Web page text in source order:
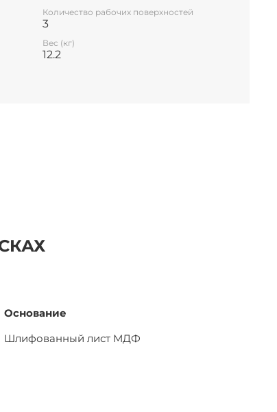
Количество рабочих поверхностей
3
Вес (кг)
12.2
Основание
Шлифованный лист МДФ